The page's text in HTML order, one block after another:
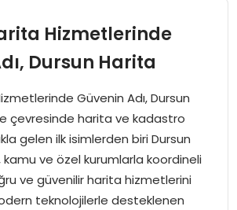
Hizmetlerinde
Dursun Harita
Güvenin Adı, Dursun
çevresinde harita ve kadastro
gelen ilk isimlerden biri Dursun
kamu ve özel kurumlarla koordineli
ve güvenilir harita hizmetlerini
teknolojilerle desteklenen